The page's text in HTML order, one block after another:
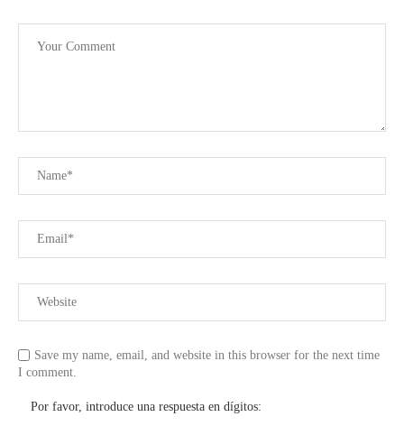
Save my name, email, and website in this browser for the next time
I comment.
Por favor, introduce una respuesta en dígitos: